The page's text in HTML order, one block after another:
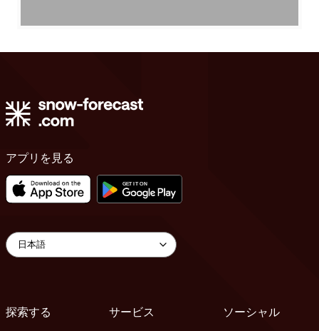
アプリを見る
探索する
サービス
ソーシャル